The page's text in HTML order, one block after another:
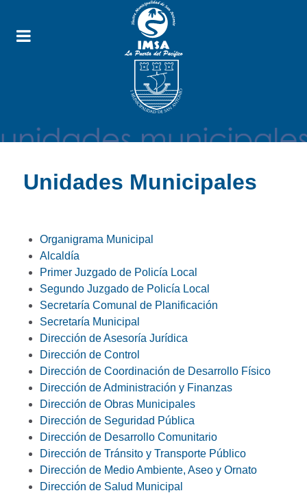
Unidades Municipales
Organigrama Municipal
Alcaldía
Primer Juzgado de Policía Local
Segundo Juzgado de Policía Local
Secretaría Comunal de Planificación
Secretaría Municipal
Dirección de Asesoría Jurídica
Dirección de Control
Dirección de Coordinación de Desarrollo Físico
Dirección de Administración y Finanzas
Dirección de Obras Municipales
Dirección de Seguridad Pública
Dirección de Desarrollo Comunitario
Dirección de Tránsito y Transporte Público
Dirección de Medio Ambiente, Aseo y Ornato
Dirección de Salud Municipal